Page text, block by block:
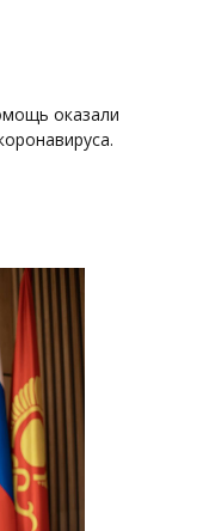
оказали